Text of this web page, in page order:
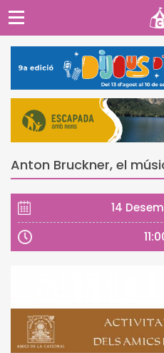
Anton Bruckner, el
14